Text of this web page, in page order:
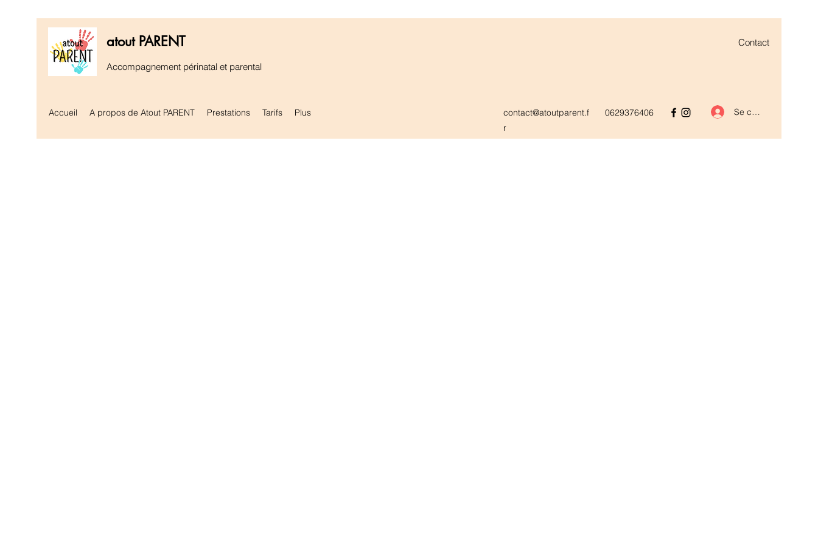
atout PARENT
Accompagnement périnatal et parental
Contact
Accueil A propos de Atout PARENT Prestations Tarifs Plus
contact@atoutparent.f
r
0629376406 Se connecter